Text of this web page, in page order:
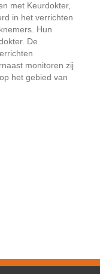
met Keurdokter,
in het verrichten
Hun
De
monitoren zij
het gebied van